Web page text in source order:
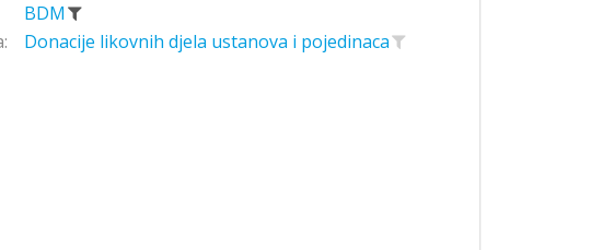
BDM
Donacije likovnih djela ustanova i pojedinaca